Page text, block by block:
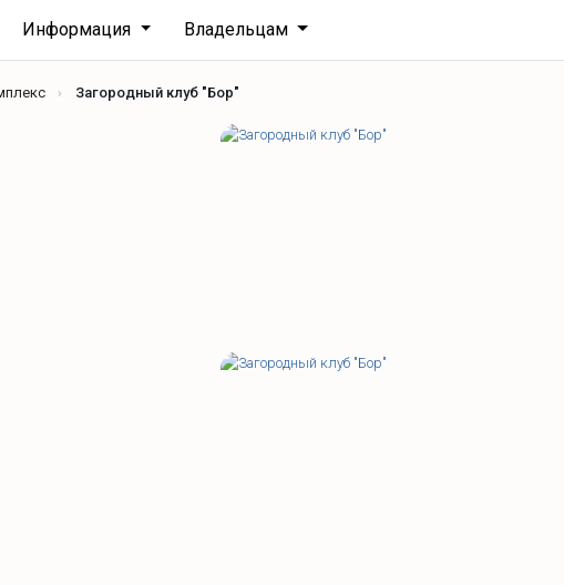
Информация Владельцам
Загородный клуб "Бор"